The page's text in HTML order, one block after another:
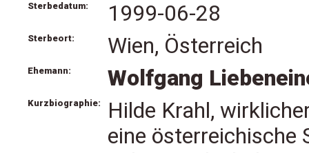
Sterbedatum: 1999-06-28
Sterbeort: Wien, Österreich
Ehemann: Wolfgang
Kurzbiographie:
Hilde Krahl,
eine österreichische